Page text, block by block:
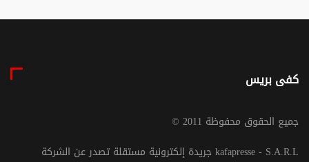
كفى بريس
© جميع الحقوق محفوظة 2011
جريدة إلكترونية مستقلة تصدر عن الشركة kafapresse - S.A.R.L